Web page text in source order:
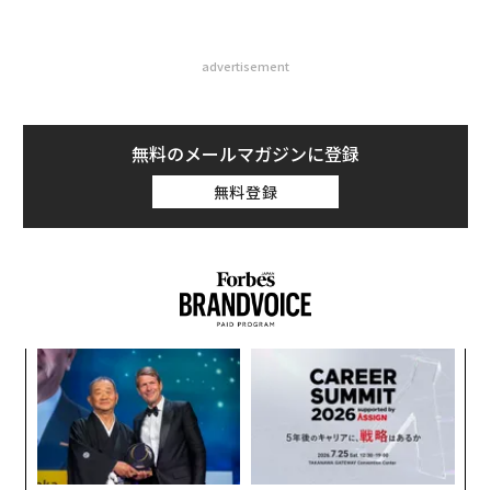
advertisement
無料のメールマガジンに登録
無料登録